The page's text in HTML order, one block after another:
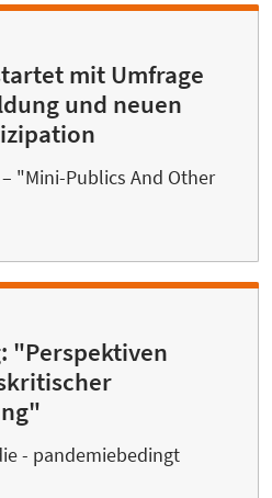
mit Umfrage
und neuen
"Mini-Publics And Other
"Perspektiven
- pandemiebedingt